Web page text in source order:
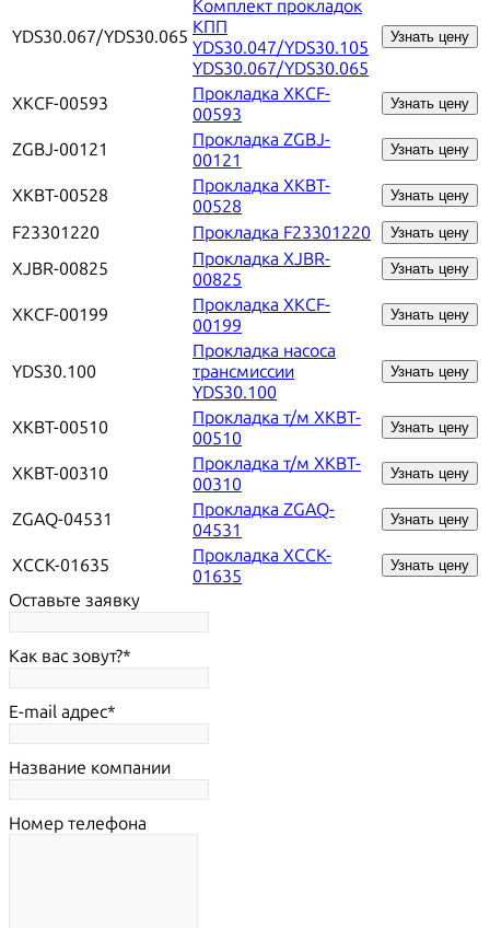
YDS30.067/YDS30.065
Комплект прокладок
КПП
YDS30.047/YDS30.105
YDS30.067/YDS30.065
Узнать цену
XKCF-00593
Прокладка XKCF-
00593
Узнать цену
ZGBJ-00121
Прокладка ZGBJ-
00121
Узнать цену
XKBT-00528
Прокладка XKBT-
00528
Узнать цену
F23301220 Прокладка F23301220 Узнать цену
XJBR-00825
Прокладка XJBR-
00825
Узнать цену
XKCF-00199
Прокладка XKCF-
00199
Узнать цену
YDS30.100
Прокладка насоса
трансмиссии
YDS30.100
Узнать цену
XKBT-00510
Прокладка т/м XKBT-
00510
Узнать цену
XKBT-00310
Прокладка т/м XKBT-
00310
Узнать цену
ZGAQ-04531
Прокладка ZGAQ-
04531
Узнать цену
XCCK-01635
Прокладка XCCK-
01635
Узнать цену
Оставьте заявку
Как вас зовут?
E-mail адрес
Название компании
Номер телефона